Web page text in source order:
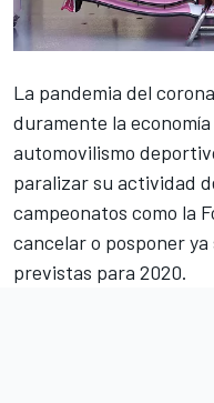
La pandemia del
duramente la
automovilismo
paralizar su actividad
campeonatos como la
cancelar o posponer
previstas para 2020.